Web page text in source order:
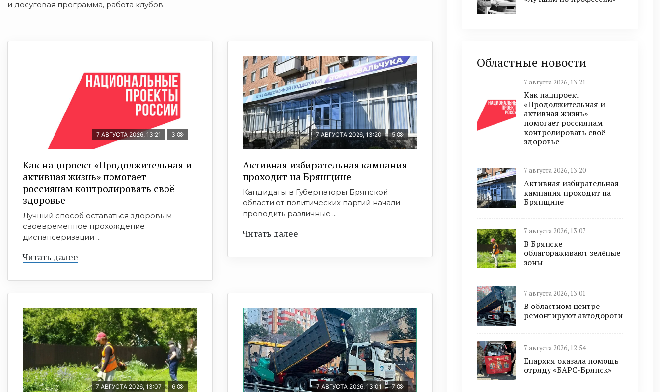
и досуговая программа, работа клубов.
7 АВГУСТА 2026, 13:21 3
Как нацпроект «Продолжительная и
активная жизнь» помогает
россиянам контролировать своё
здоровье
Лучший способ оставаться здоровым –
своевременное прохождение
диспансеризации ...
Читать далее
7 АВГУСТА 2026, 13:20 5
Активная избирательная кампания
проходит на Брянщине
Кандидаты в Губернаторы Брянской
области от политических партий начали
проводить различные ...
Читать далее
7 АВГУСТА 2026, 13:07 6 7 АВГУСТА 2026, 13:01 7
Областные новости
7 августа 2026, 13:21
Как нацпроект
«Продолжительная и
активная жизнь»
помогает россиянам
контролировать своё
здоровье
7 августа 2026, 13:20
Активная избирательная
кампания проходит на
Брянщине
7 августа 2026, 13:07
В Брянске
облагораживают зелёные
зоны
7 августа 2026, 13:01
В областном центре
ремонтируют автодороги
7 августа 2026, 12:54
Епархия оказала помощь
отряду «БАРС-Брянск»